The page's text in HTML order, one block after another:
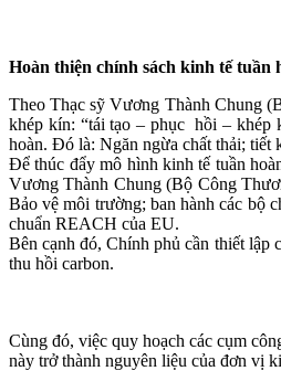
Hoàn thiện chính sách kinh tế tuần
Theo Thạc sỹ Vương Thành Chung
khép kín: “tái tạo – phục hồi – khép
hoàn. Đó là: Ngăn ngừa chất thải; tiết
Để thúc đẩy mô hình kinh tế tuần
Vương Thành Chung (Bộ Công
Bảo vệ môi trường; ban hành các bộ
chuẩn REACH của EU.
Bên cạnh đó, Chính phủ cần thiết lập
thu hồi carbon.
Cùng đó, việc quy hoạch các cụm
này trở thành nguyên liệu của đơn vị